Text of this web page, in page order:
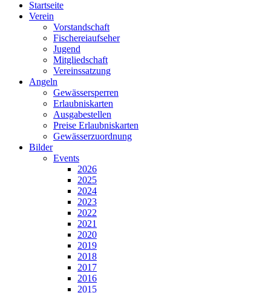
Startseite
Verein
Vorstandschaft
Fischereiaufseher
Jugend
Mitgliedschaft
Vereinssatzung
Angeln
Gewässersperren
Erlaubniskarten
Ausgabestellen
Preise Erlaubniskarten
Gewässerzuordnung
Bilder
Events
2026
2025
2024
2023
2022
2021
2020
2019
2018
2017
2016
2015